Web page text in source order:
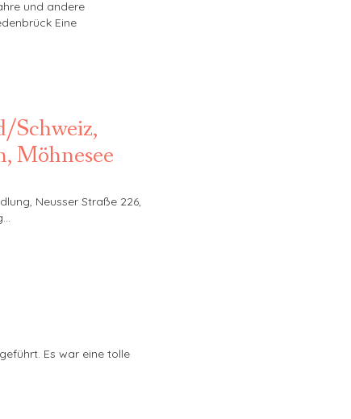
und andere
Eine
Schweiz,
Möhnesee
Neusser Straße 226,
Es war eine tolle